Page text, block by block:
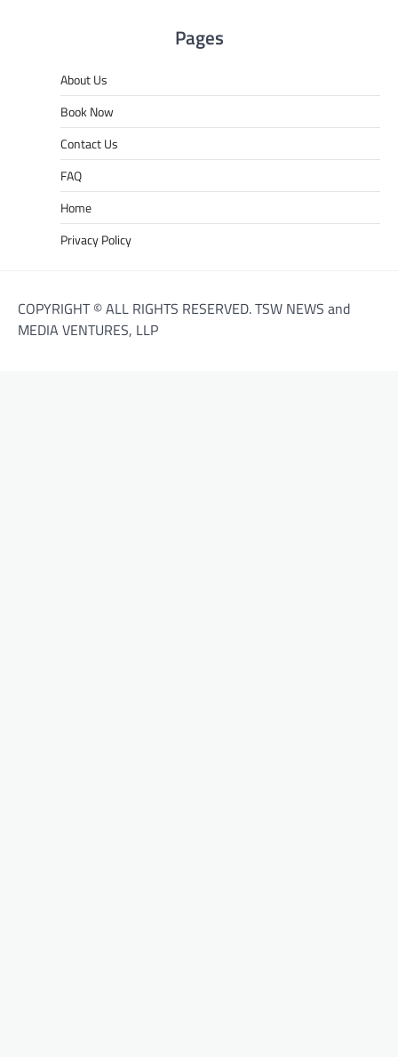
Pages
About Us
Book Now
Contact Us
FAQ
Home
Privacy Policy
COPYRIGHT © ALL RIGHTS RESERVED. TSW NEWS and
MEDIA VENTURES, LLP